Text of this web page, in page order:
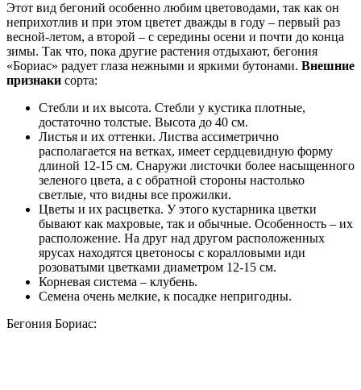
Этот вид бегоний особенно любим цветоводами, так как он
неприхотлив и при этом цветет дважды в году – первый раз
весной-летом, а второй – с середины осени и почти до конца
зимы. Так что, пока другие растения отдыхают, бегония
«Бориас» радует глаза нежными и яркими бутонами. Внешние
признаки сорта:
Стебли и их высота. Стебли у кустика плотные,
достаточно толстые. Высота до 40 см.
Листья и их оттенки. Листва ассиметрично
располагается на ветках, имеет сердцевидную форму
длиной 12-15 см. Снаружи листочки более насыщенного
зеленого цвета, а с обратной стороны настолько
светлые, что видны все прожилки.
Цветы и их расцветка. У этого кустарника цветки
бывают как махровые, так и обычные. Особенность – их
расположение. На друг над другом расположенных
ярусах находятся цветоносы с коралловыми иди
розоватыми цветками диаметром 12-15 см.
Корневая система – клубень.
Семена очень мелкие, к посадке непригодны.
Бегония Бориас: